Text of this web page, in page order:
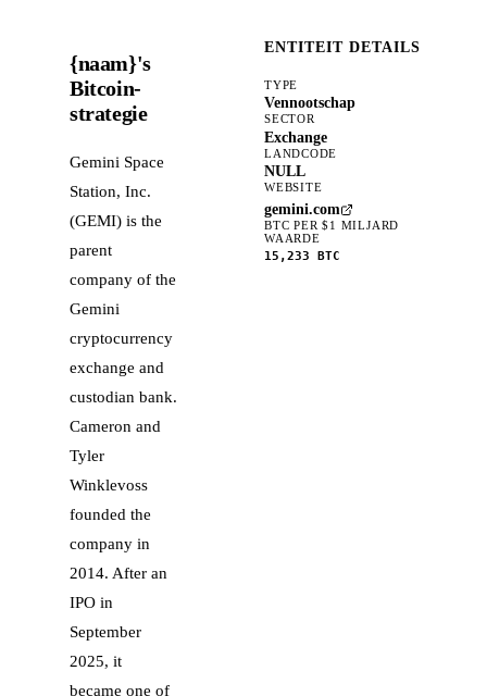
{naam}'s
Bitcoin-
strategie
Gemini Space
Station, Inc.
(GEMI) is the
parent
company of the
Gemini
cryptocurrency
exchange and
custodian bank.
Cameron and
Tyler
Winklevoss
founded the
company in
2014. After an
IPO in
September
2025, it
became one of
ENTITEIT DETAILS
TYPE
Vennootschap
SECTOR
Exchange
LANDCODE
NULL
WEBSITE
gemini.com
BTC PER $1 MILJARD
WAARDE
15,233 BTC